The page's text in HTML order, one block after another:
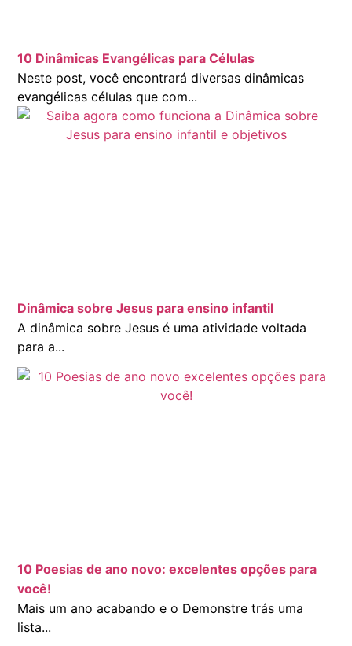
10 Dinâmicas Evangélicas para Células
Neste post, você encontrará diversas dinâmicas
evangélicas células que com...
Dinâmica sobre Jesus para ensino infantil
A dinâmica sobre Jesus é uma atividade voltada
para a...
10 Poesias de ano novo: excelentes opções para
você!
Mais um ano acabando e o Demonstre trás uma
lista...